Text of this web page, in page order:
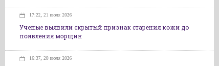
17:22, 21 июля 2026
Ученые выявили скрытый признак старения кожи до
появления морщин
16:37, 20 июля 2026